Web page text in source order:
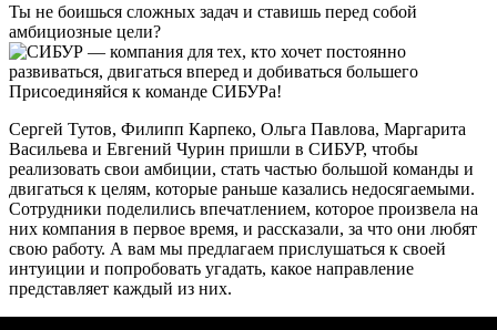
Ты не боишься сложных задач и ставишь перед собой
амбициозные цели?
Присоединяйся к команде СИБУРа!
Сергей Тутов, Филипп Карпеко, Ольга Павлова, Маргарита
Васильева и Евгений Чурин пришли в СИБУР, чтобы
реализовать свои амбиции, стать частью большой команды и
двигаться к целям, которые раньше казались недосягаемыми.
Сотрудники поделились впечатлением, которое произвела на
них компания в первое время, и рассказали, за что они любят
свою работу. А вам мы предлагаем прислушаться к своей
интуиции и попробовать угадать, какое направление
представляет каждый из них.